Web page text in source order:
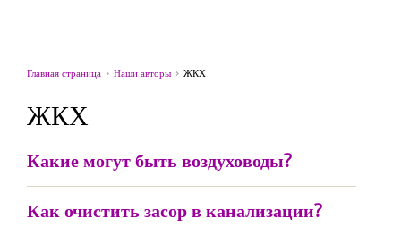
Главная страница Наши авторы ЖКХ
ЖКХ
Какие могут быть воздуховоды?
Как очистить засор в канализации?